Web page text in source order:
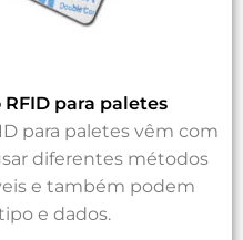
para paletes
para paletes vêm com
diferentes métodos
e também podem
e dados.